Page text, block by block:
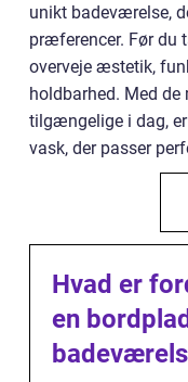
unikt badeværelse,
præferencer. Før du
overveje æstetik,
holdbarhed. Med de
tilgængelige i dag,
vask, der passer
Hvad er
en